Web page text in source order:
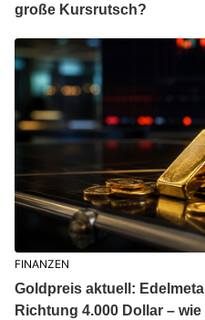
große Kursrutsch?
FINANZEN
Goldpreis aktuell:
Richtung 4.000 Dollar –